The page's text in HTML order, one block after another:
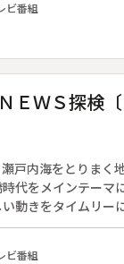
納経』は、一門の
し海上交易で富を
家納経〔厳島神
ビ番組
ＥＷＳ探検
戸内海をとりまく
代をメインテーマ
動きをタイムリー
ーアル版。◆地域
ている現状を伝える
ビ番組